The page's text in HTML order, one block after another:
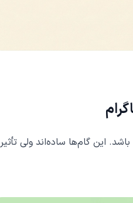
این گام‌ها ساده‌اند ولی تأثیر